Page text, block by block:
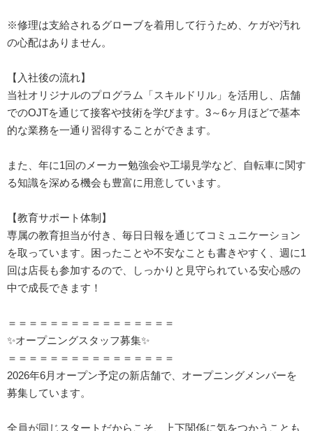
※修理は支給されるグローブを着用して行うため、ケガや汚れ
の心配はありません。
【入社後の流れ】
当社オリジナルのプログラム「スキルドリル」を活用し、店舗
でのOJTを通じて接客や技術を学びます。3～6ヶ月ほどで基本
的な業務を一通り習得することができます。
また、年に1回のメーカー勉強会や工場見学など、自転車に関す
る知識を深める機会も豊富に用意しています。
【教育サポート体制】
専属の教育担当が付き、毎日日報を通じてコミュニケーション
を取っています。困ったことや不安なことも書きやすく、週に1
回は店長も参加するので、しっかりと見守られている安心感の
中で成長できます！
＝＝＝＝＝＝＝＝＝＝＝＝＝＝＝＝
✨オープニングスタッフ募集✨
＝＝＝＝＝＝＝＝＝＝＝＝＝＝＝＝
2026年6月オープン予定の新店舗で、オープニングメンバーを
募集しています。
全員が同じスタートだからこそ、上下関係に気をつかうことも